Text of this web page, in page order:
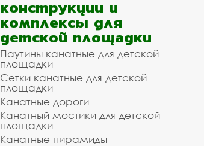
конструкции и
комплексы для
детской площадки
Паутины канатные для детской
площадки
Сетки канатные для детской
площадки
Канатные дороги
Канатный мостики для детской
площадки
Канатные пирамиды